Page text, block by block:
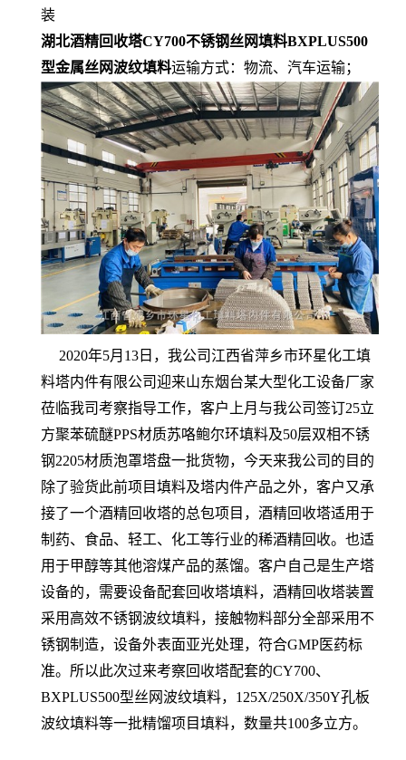
装
湖北酒精回收塔CY700不锈钢丝网填料BXPLUS500
型金属丝网波纹填料运输方式：物流、汽车运输；
2020年5月13日，我公司江西省萍乡市环星化工填
料塔内件有限公司迎来山东烟台某大型化工设备厂家
莅临我司考察指导工作，客户上月与我公司签订25立
方聚苯硫醚PPS材质苏咯鲍尔环填料及50层双相不锈
钢2205材质泡罩塔盘一批货物，今天来我公司的目的
除了验货此前项目填料及塔内件产品之外，客户又承
接了一个酒精回收塔的总包项目，酒精回收塔适用于
制药、食品、轻工、化工等行业的稀酒精回收。也适
用于甲醇等其他溶煤产品的蒸馏。客户自己是生产塔
设备的，需要设备配套回收塔填料，酒精回收塔装置
采用高效不锈钢波纹填料，接触物料部分全部采用不
锈钢制造，设备外表面亚光处理，符合GMP医药标
准。所以此次过来考察回收塔配套的CY700、
BXPLUS500型丝网波纹填料，125X/250X/350Y孔板
波纹填料等一批精馏项目填料，数量共100多立方。